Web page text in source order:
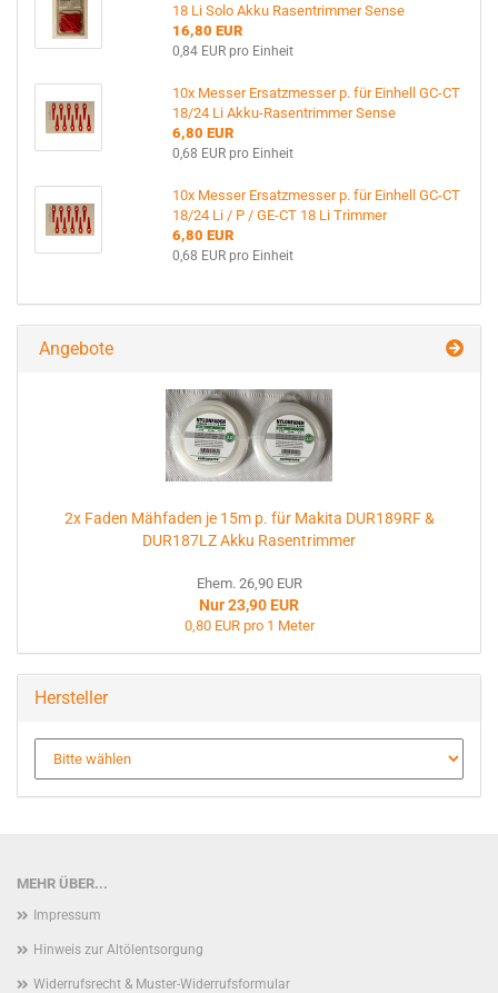
18 Li Solo Akku Rasentrimmer Sense
16,80 EUR
0,84 EUR pro Einheit
10x Messer Ersatzmesser p. für Einhell GC-CT
18/24 Li Akku-Rasentrimmer Sense
6,80 EUR
0,68 EUR pro Einheit
10x Messer Ersatzmesser p. für Einhell GC-CT
18/24 Li / P / GE-CT 18 Li Trimmer
6,80 EUR
0,68 EUR pro Einheit
Angebote
2x Faden Mähfaden je 15m p. für Makita DUR189RF &
DUR187LZ Akku Rasentrimmer
Ehem. 26,90 EUR
Nur 23,90 EUR
0,80 EUR pro 1 Meter
Hersteller
MEHR ÜBER...
Impressum
Hinweis zur Altölentsorgung
Widerrufsrecht & Muster-Widerrufsformular